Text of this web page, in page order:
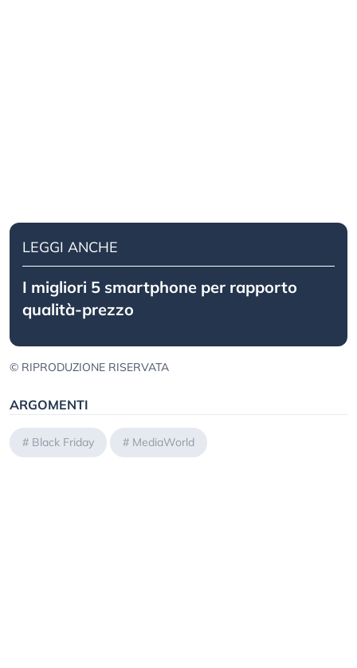
LEGGI ANCHE
I migliori 5 smartphone per rapporto
qualità-prezzo
© RIPRODUZIONE RISERVATA
ARGOMENTI
# Black Friday # MediaWorld